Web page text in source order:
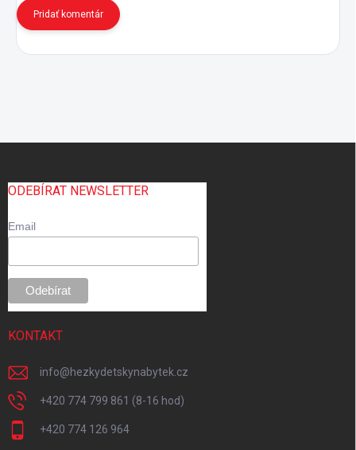
Pridať komentár
ODEBÍRAT NEWSLETTER
Email
KONTAKT
info@hezkydetskynabytek.cz
+420 774 799 861 (8-16 hod)
+420 774 126 964